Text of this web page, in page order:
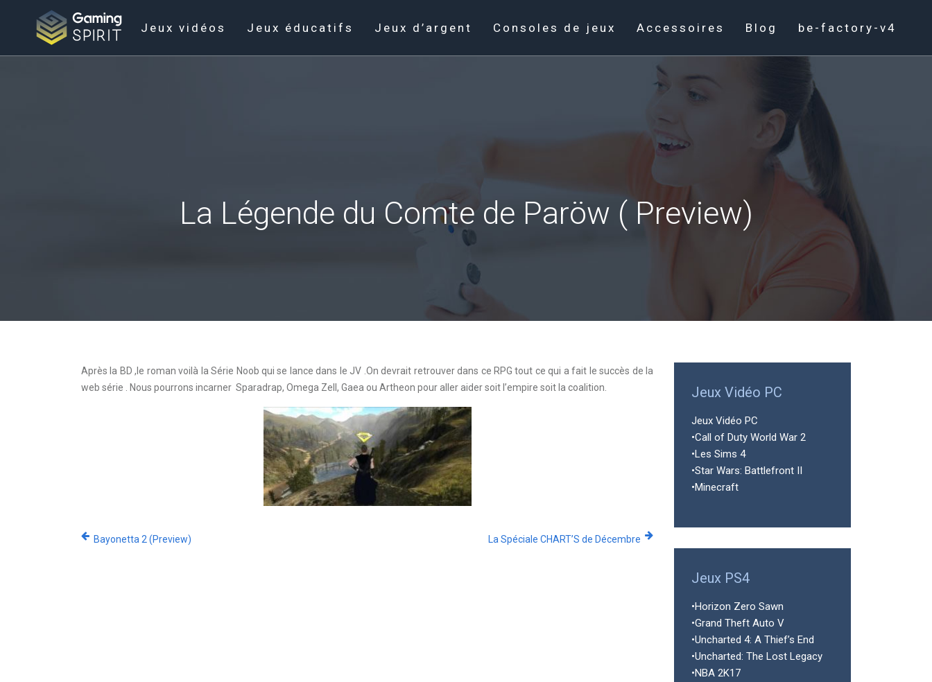
Jeux vidéos Jeux éducatifs Jeux d’argent Consoles de jeux Accessoires Blog be-factory-v4
La Légende du Comte de Paröw ( Preview)
Après la BD ,le roman voilà la Série Noob qui se lance dans le JV .On devrait retrouver dans ce RPG tout ce qui a fait le succès de la
web série . Nous pourrons incarner Sparadrap, Omega Zell, Gaea ou Artheon pour aller aider soit l’empire soit la coalition.
Bayonetta 2 (Preview) La Spéciale CHART’S de Décembre
Jeux Vidéo PC
Jeux Vidéo PC
•Call of Duty World War 2
•Les Sims 4
•Star Wars: Battlefront II
•Minecraft
Jeux PS4
•Horizon Zero Sawn
•Grand Theft Auto V
•Uncharted 4: A Thief’s End
•Uncharted: The Lost Legacy
•NBA 2K17